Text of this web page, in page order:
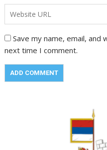
Save my name, email,
next time I comment.